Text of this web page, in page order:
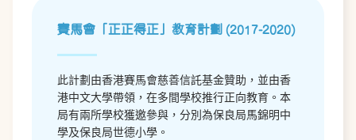
賽馬會「正正得正」教育計劃 (2017-2020)
此計劃由香港賽馬會慈善信託基金贊助，並由香
港中文大學帶領，在多間學校推行正向教育。本
局有兩所學校獲邀參與，分別為保良局馬錦明中
學及保良局世德小學。